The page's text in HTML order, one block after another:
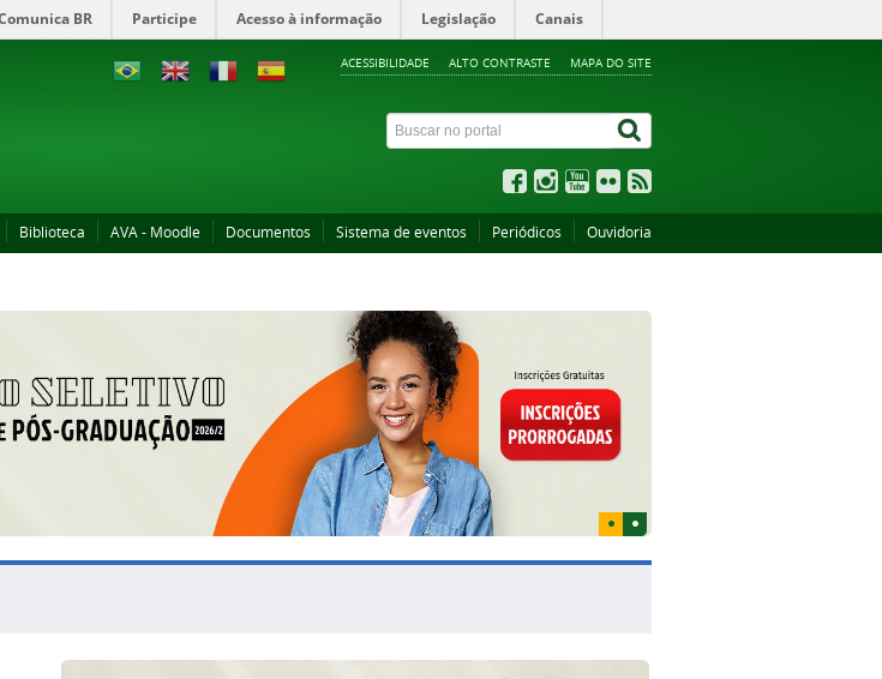
BR Participe Acesso à informação Legislação Canais
ACESSIBILIDADE ALTO CONTRASTE MAPA DO SITE
Biblioteca AVA - Moodle Documentos Sistema de eventos Periódicos Ouvidoria